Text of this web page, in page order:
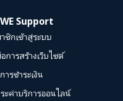
Support
ชิกเข้าสู่ระบบ
การสร้างเว็บไซต์
ารชำระเงิน
ะค่าบริการออนไลน์